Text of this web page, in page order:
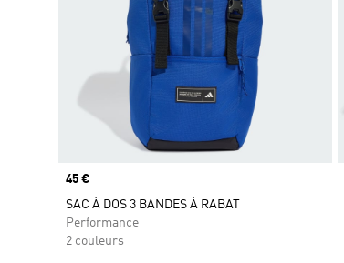
Prix
45 €
SAC À DOS 3 BANDES À RABAT
Performance
2 couleurs